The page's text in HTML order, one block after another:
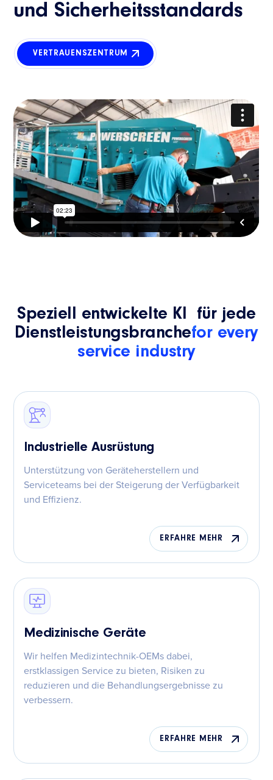
und Sicherheitsstandards
VERTRAUENSZENTRUM
Speziell entwickelte KI für jede
Dienstleistungsbranchefor every
service industry
Industrielle Ausrüstung
Unterstützung von Geräteherstellern und
Serviceteams bei der Steigerung der Verfügbarkeit
und Effizienz.
ERFAHRE MEHR
Medizinische Geräte
Wir helfen Medizintechnik-OEMs dabei,
erstklassigen Service zu bieten, Risiken zu
reduzieren und die Behandlungsergebnisse zu
verbessern.
ERFAHRE MEHR